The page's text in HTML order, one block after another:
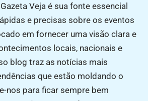
Veja é sua fonte essencial
e precisas sobre os eventos
em fornecer uma visão clara e
locais, nacionais e
blog traz as notícias mais
que estão moldando o
nos para ficar sempre bem